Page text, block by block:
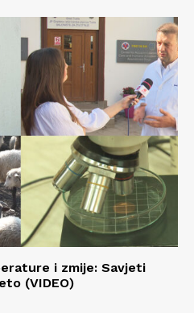
i zmije: Savjeti
(VIDEO)